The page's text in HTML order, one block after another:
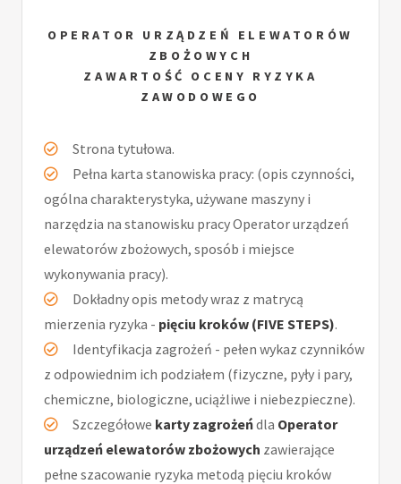
OPERATOR URZĄDZEŃ ELEWATORÓW
ZBOŻOWYCH
ZAWARTOŚĆ OCENY RYZYKA
ZAWODOWEGO
Strona tytułowa.
Pełna karta stanowiska pracy: (opis czynności,
ogólna charakterystyka, używane maszyny i
narzędzia na stanowisku pracy Operator urządzeń
elewatorów zbożowych, sposób i miejsce
wykonywania pracy).
Dokładny opis metody wraz z matrycą
mierzenia ryzyka - pięciu kroków (FIVE STEPS).
Identyfikacja zagrożeń - pełen wykaz czynników
z odpowiednim ich podziałem (fizyczne, pyły i pary,
chemiczne, biologiczne, uciążliwe i niebezpieczne).
Szczegółowe karty zagrożeńdla Operator
urządzeń elewatorów zbożowych zawierające
pełne szacowanie ryzyka metodą pięciu kroków